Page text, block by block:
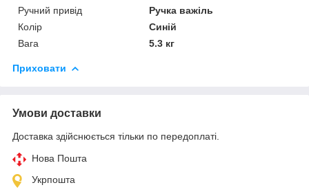
Ручний привід
Ручка важіль
Колір
Синій
Вага
5.3 кг
Приховати
Умови доставки
Доставка здійснюється тільки по передоплаті.
Нова Пошта
Укрпошта